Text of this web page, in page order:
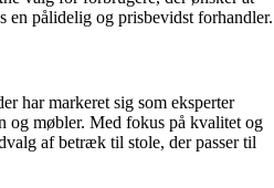
en pålidelig og prisbevidst forhandler.
har markeret sig som eksperter
og møbler. Med fokus på kvalitet og
af betræk til stole, der passer til